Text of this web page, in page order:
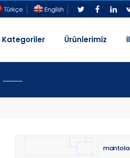
Kategoriler Ürünlerimiz